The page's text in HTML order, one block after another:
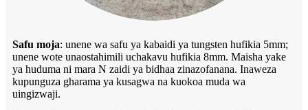
Safu moja: unene wa safu ya kabaidi ya tungsten hufikia 5mm;
unene wote unaostahimili uchakavu hufikia 8mm. Maisha yake
ya huduma ni mara N zaidi ya bidhaa zinazofanana. Inaweza
kupunguza gharama ya kusagwa na kuokoa muda wa
uingizwaji.